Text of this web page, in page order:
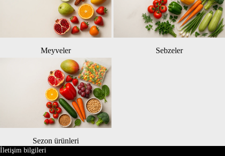
Meyveler Sebzeler
Sezon ürünleri
İletişim bilgileri